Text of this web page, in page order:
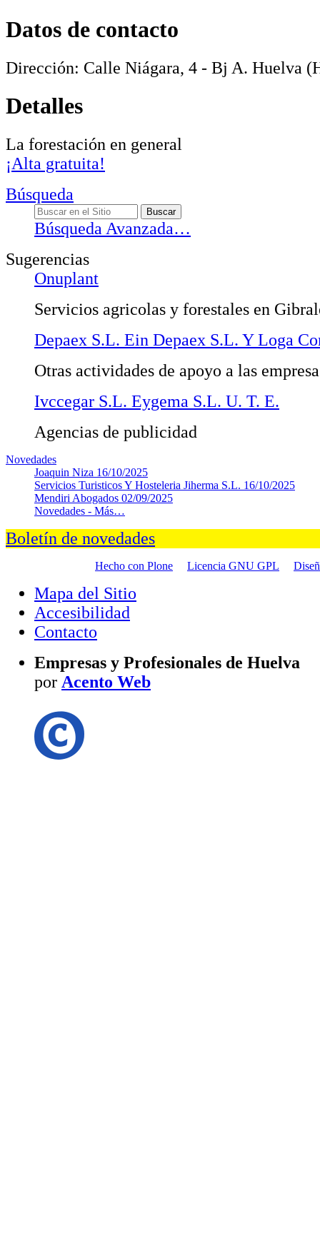
Datos de contacto
Dirección: Calle Niágara, 4 - Bj A. Huelva
Detalles
La forestación en general
¡Alta gratuita!
Búsqueda
Búsqueda Avanzada…
Sugerencias
Onuplant
Servicios agricolas y forestales en
Depaex S.L. Ein Depaex S.L. Y Loga
Otras actividades de apoyo a las
Ivccegar S.L. Eygema S.L. U. T. E.
Agencias de publicidad
Novedades
Joaquin Niza 16/10/2025
Servicios Turisticos Y Hosteleria Jiherma S.L. 16/10/2025
Mendiri Abogados 02/09/2025
Novedades - Más…
Boletín de novedades
Hecho con Plone Licencia GNU GPL
Mapa del Sitio
Accesibilidad
Contacto
Empresas y Profesionales de Huelva
por Acento Web